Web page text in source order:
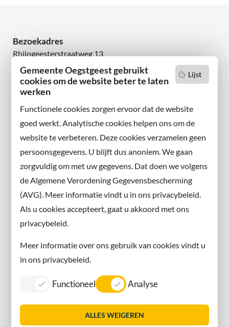
Lijst
Gemeente Oegstgeest gebruikt
cookies om de website beter te laten
werken
Functionele cookies zorgen ervoor dat de website
goed werkt. Analytische cookies helpen ons om de
website te verbeteren. Deze cookies verzamelen geen
persoonsgegevens. U blijft dus anoniem. We gaan
zorgvuldig om met uw gegevens. Dat doen we volgens
de Algemene Verordening Gegevensbescherming
(AVG). Meer informatie vindt u in ons privacybeleid.
Als u cookies accepteert, gaat u akkoord met ons
privacybeleid.
Meer informatie over ons gebruik van cookies vindt u
in ons privacybeleid.
Functioneel Analyse
ALLES WEIGEREN
Bezoekadres
Rhijngeesterstraatweg 13
2342 AN Oegstgeest
Wilt u niets missen?
en volg ons ook op sociale media.
Facebook
X
Instagram
Contact met de gemeente
Contact
Information in English
Sitemap